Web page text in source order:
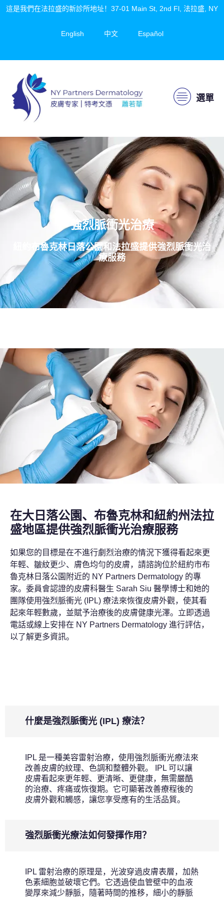
這是我們在法拉盛的新診所地址！37-01 Main St, 2nd Fl, 法拉盛, NY
English 中文 Español
選單
強烈脈衝光治療
紐約布魯克林日落公園和法拉盛提供強烈脈衝光治
療服務
在大日落公園、布魯克林和紐約州法拉
盛地區提供強烈脈衝光治療服務
如果您的目標是在不進行劇烈治療的情況下獲得看起來更
年輕、皺紋更少、膚色均勻的皮膚，請諮詢位於紐約市布
魯克林日落公園附近的 NY Partners Dermatology 的專
家。委員會認證的皮膚科醫生 Sarah Siu 醫學博士和她的
團隊使用強烈脈衝光 (IPL) 療法來恢復皮膚外觀，使其看
起來年輕數歲，並賦予治療後的皮膚健康光澤。立即透過
電話或線上安排在 NY Partners Dermatology 進行評估，
以了解更多資訊。
什麼是強烈脈衝光 (IPL) 療法？
IPL 是一種美容雷射治療，使用強烈脈衝光療法來
改善皮膚的紋理、色調和整體外觀。 IPL 可以讓
皮膚看起來更年輕、更清晰、更健康，無需嚴酷
的治療、疼痛或恢復期。它可顯著改善療程後的
皮膚外觀和觸感，讓您享受應有的生活品質。
強烈脈衝光療法如何發揮作用？
IPL 雷射治療的原理是，光波穿過皮膚表層，加熱
色素細胞並破壞它們。它透過使血管壁中的血液
變厚來減少靜脈，隨著時間的推移，細小的靜脈